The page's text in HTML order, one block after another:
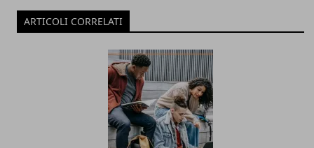
ARTICOLI CORRELATI